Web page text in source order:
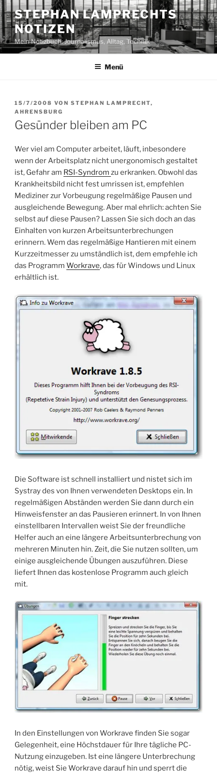
Zum
Inhalt
springen
STEPHAN LAMPRECHTS
NOTIZEN
Mein Notizbuch: Journalismus, Alltag, Technik
Menü
VERÖFFENTLICHT
AM
15/7/2008 VON STEPHAN LAMPRECHT,
AHRENSBURG
Gesünder bleiben am PC
Wer viel am Computer arbeitet, läuft, inbesondere
wenn der Arbeitsplatz nicht unergonomisch gestaltet
ist, Gefahr am RSI-Syndrom zu erkranken. Obwohl das
Krankheitsbild nicht fest umrissen ist, empfehlen
Mediziner zur Vorbeugung regelmäßige Pausen und
ausgleichende Bewegung. Aber mal ehrlich: achten Sie
selbst auf diese Pausen? Lassen Sie sich doch an das
Einhalten von kurzen Arbeitsunterbrechungen
erinnern. Wem das regelmäßige Hantieren mit einem
Kurzzeitmesser zu umständlich ist, dem empfehle ich
das Programm Workrave, das für Windows und Linux
erhältlich ist.
Die Software ist schnell installiert und nistet sich im
Systray des von Ihnen verwendeten Desktops ein. In
regelmäßigen Abständen werden Sie dann durch ein
Hinweisfenster an das Pausieren erinnert. In von Ihnen
einstellbaren Intervallen weist Sie der freundliche
Helfer auch an eine längere Arbeitsunterbrechung von
mehreren Minuten hin. Zeit, die Sie nutzen sollten, um
einige ausgleichende Übungen auszuführen. Diese
liefert Ihnen das kostenlose Programm auch gleich
mit.
In den Einstellungen von Workrave finden Sie sogar
Gelegenheit, eine Höchstdauer für Ihre tägliche PC-
Nutzung einzugeben. Ist eine längere Unterbrechung
nötig, weist Sie Workrave darauf hin und sperrt die